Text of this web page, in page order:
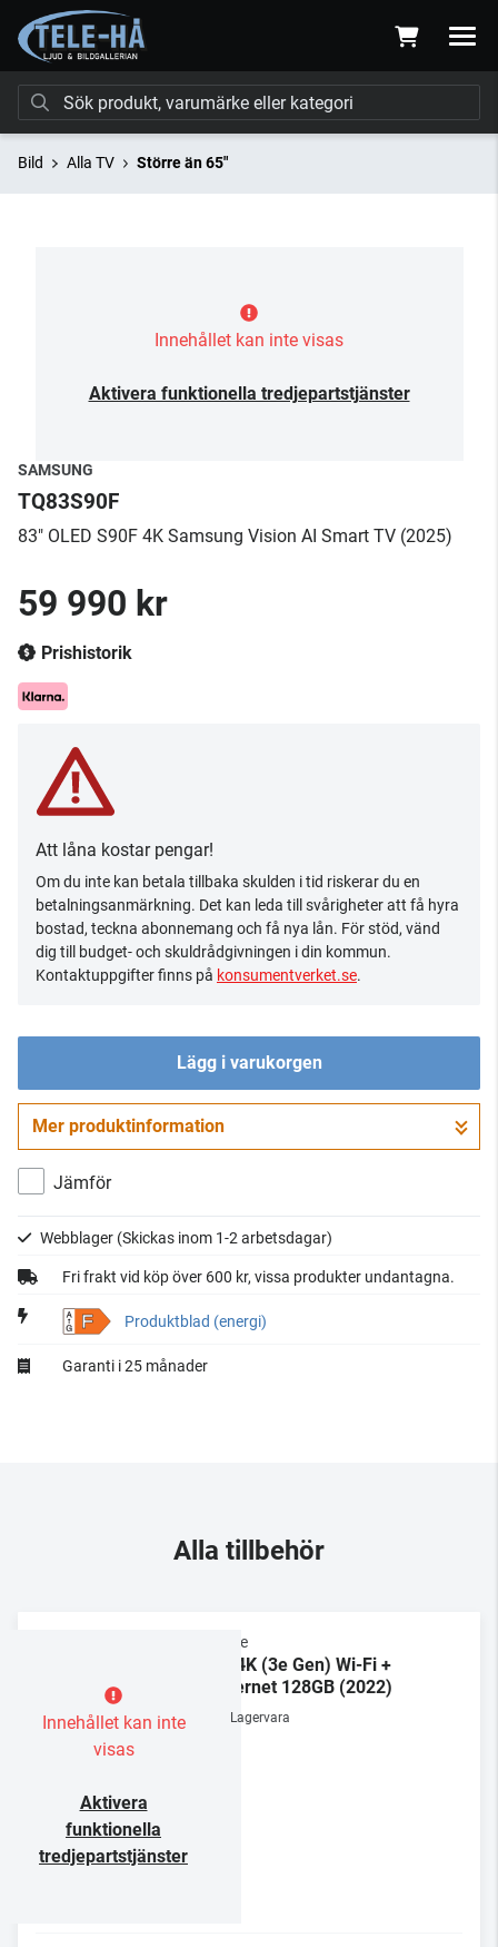
Bild Alla TV Större än 65"
Innehållet kan inte visas
Aktivera funktionella tredjepartstjänster
SAMSUNG
TQ83S90F
83" OLED S90F 4K Samsung Vision AI Smart TV (2025)
59 990 kr
Prishistorik
Att låna kostar pengar!
Om du inte kan betala tillbaka skulden i tid riskerar du en
betalningsanmärkning. Det kan leda till svårigheter att få hyra
bostad, teckna abonnemang och få nya lån. För stöd, vänd
dig till budget- och skuldrådgivningen i din kommun.
Kontaktuppgifter finns på konsumentverket.se.
Lägg i varukorgen
Gå till kassan
Mer produktinformation
Jämför
Webblager (Skickas inom 1-2 arbetsdagar)
Fri frakt vid köp över 600 kr, vissa produkter undantagna.
F Produktblad (energi)
Garanti i 25 månader
Alla tillbehör
Innehållet kan inte
visas
Aktivera
funktionella
tredjepartstjänster
Apple
TV 4K (3e Gen) Wi-Fi +
Ethernet 128GB (2022)
Lagervara